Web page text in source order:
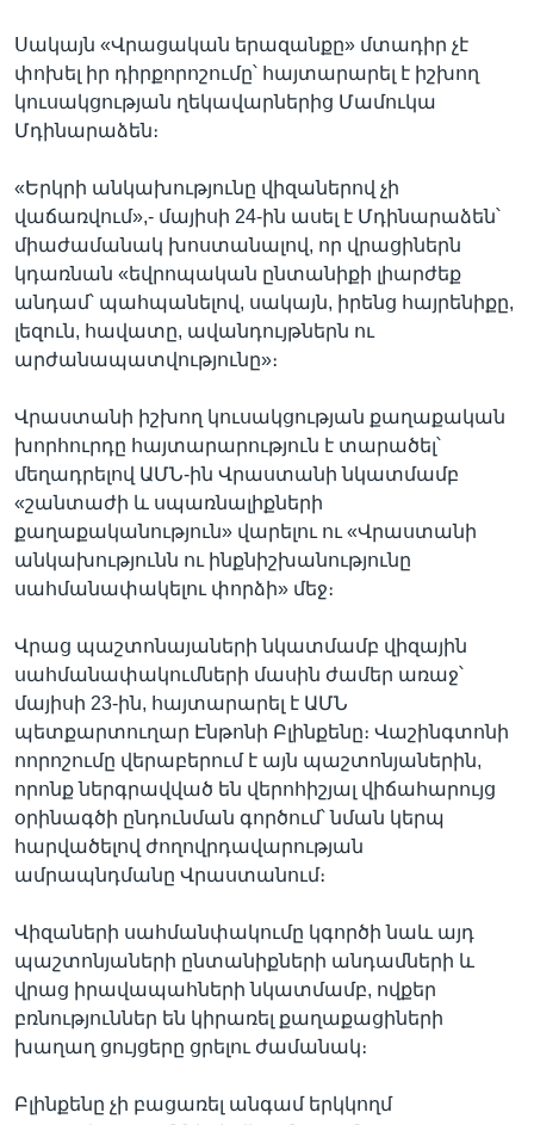
Սակայն «Վրացական երազանքը» մտադիր չէ
փոխել իր դիրքորոշումը՝ հայտարարել է իշխող
կուսակցության ղեկավարներից Մամուկա
Մդինարաձեն։
«Երկրի անկախությունը վիզաներով չի
վաճառվում»,- մայիսի 24-ին ասել է Մդինարաձեն՝
միաժամանակ խոստանալով, որ վրացիներն
կդառնան «եվրոպական ընտանիքի լիարժեք
անդամ՝ պահպանելով, սակայն, իրենց հայրենիքը,
լեզուն, հավատը, ավանդույթներն ու
արժանապատվությունը»։
Վրաստանի իշխող կուսակցության քաղաքական
խորհուրդը հայտարարություն է տարածել՝
մեղադրելով ԱՄՆ-ին Վրաստանի նկատմամբ
«շանտաժի և սպառնալիքների
քաղաքականություն» վարելու ու «Վրաստանի
անկախությունն ու ինքնիշխանությունը
սահմանափակելու փորձի» մեջ։
Վրաց պաշտոնայաների նկատմամբ վիզային
սահմանափակումների մասին ժամեր առաջ՝
մայիսի 23-ին, հայտարարել է ԱՄՆ
պետքարտուղար Էնթոնի Բլինքենը։ Վաշինգտոնի
ոորոշումը վերաբերում է այն պաշտոնյաներին,
որոնք ներգրավված են վերոհիշյալ վիճահարույց
օրինագծի ընդունման գործում՝ նման կերպ
հարվածելով ժողովրդավարության
ամրապնդմանը Վրաստանում։
Վիզաների սահմանփակումը կգործի նաև այդ
պաշտոնյաների ընտանիքների անդամների և
վրաց իրավապահների նկատմամբ, ովքեր
բռնություններ են կիրառել քաղաքացիների
խաղաղ ցույցերը ցրելու ժամանակ։
Բլինքենը չի բացառել անգամ երկկողմ